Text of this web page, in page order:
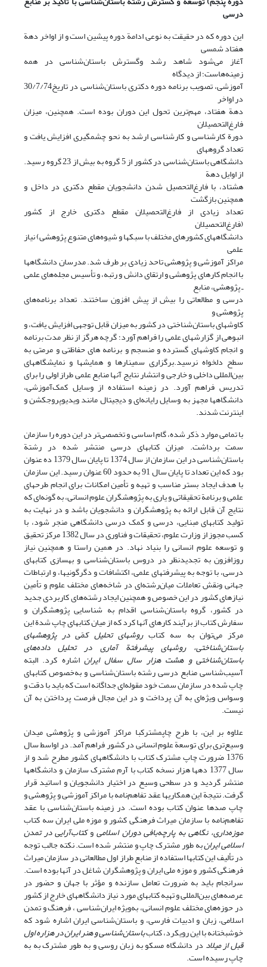
درسی
این دوره که در حقیقت به نوعی ادامة دوره پیشین است و از اواخر دهة
هفتاد شمسی
آغاز می‌شود شاهد رشد وگسترش باستان‌شناسی در همه
زمینه‌هاست؛ از دیدگاه
آموزشی، تصویب برنامه دوره دکتری باستان‌شناسی در تاریخ30/7/74
در اواخر
دهة هفتاد، مهم‌ترین تحول این دوران بوده است. همچنین، میزان
فارغ‌التحصیلان
دورة کارشناسی و کارشناسی ارشد به نحو چشمگیری افزایش یافت و
تعداد گروههای
دانشگاهی باستان‌شناسی در کشور از 5 گروه به بیش از 23 گروه رسید.
از اوایل دهة
هشتاد، با فارغ‌التحصیل شدن دانشجویان مقطع دکتری در داخل و
همچنین بازگشت
تعداد زیادی از فارغ‌التحصیلان مقطع دکتری خارج از کشور
(فارغ‌التحصیلان
دانشگاههای کشورهای مختلف با سبکها و شیوه‌های متنوع پژوهشی) نیاز
علمی
مراکز آموزشی و پژوهشی تاحد زیادی بر طرف شد. مدرسان دانشگاهها
با انجام کارهای پژوهشی و ارتقای دانش و رتبه، و تأسیس مجله‌های علمی
ـ پژوهشی، منابع
درسی و مطالعاتی را بیش از پیش افزون ساختند. تعداد برنامه‌های
پژوهشی و
کاوشهای باستان‌شناختی در کشور به میزان قابل توجهی افزایش یافت، و
انبوهی از گزارشهای علمی را فراهم آورد؛ گرچه هرگز از نظر مدت برنامه
و انجام کاوشهای گسترده و منسجم و برنامه های حفاظتی و مرمتی به
سطح دلخواه نرسید.برگزاری سمینارها و همایشها و نمایشگاههای
بین‌المللی داخلی و خارجی و انتشار نتایج آنها منابع علمی طراز اولی را برای
تدریس فراهم آورد. در زمینه استفاده از وسایل کمک‌آموزشی،
دانشگاهها مجهز به وسایل رایانه‌ای و دیجیتال مانند ویدیوپروجکشن و
اینترنت شدند.
با تمامی موارد ذکر شده، گام اساسی و تخصصی‌تر در این دوره را سازمان
سمت برداشت. میزان کتابهای درسی منتشر شده در رشتة
باستان‌شناسی در این سازمان از سال 1374 تا پایان سال 1379 ده عنوان
بود که این تعداد تا پایان سال 91 به حدود 60 عنوان رسید. این سازمان
با هدف ایجاد بستر مناسب و تهیه و تأمین امکانات برای انجام طرحهای
علمی و برنامة تحقیقاتی و یاری به پژوهشگران علوم انسانی، به گونه‌ای که
نتایج آن قابل ارائه به پژوهشگران و دانشجویان باشد و در نهایت به
تولید کتابهای مبنایی، درسی و کمک درسی دانشگاهی منجر شود، با
کسب مجوز از وزارت علوم، تحقیقات و فناوری در سال 1382 مرکز تحقیق
و توسعه علوم انسانی را بنیاد نهاد. در همین راستا و همچنین نیاز
روزافزون به تجدیدنظر در دروس باستان‌شناسی و بهسازی کتابهای
درسی، با توجه به پیشرفتهای علمی، اکتشافات و دگرگونیها، و ارتباطات
جهانی ونقش تعاملات میان‌رشته‌ای در شاخه‌های مختلف علوم و تأمین
نیازهای کشور در این خصوص و همچنین ایجاد رشته‌های کاربردی جدید
در کشور، گروه باستان‌شناسی اقدام به شناسایی پژوهشگران و
سفارش کتاب از برآیند کارهای آنها کرد که از میان کتابهای چاپ شدة این
مرکز می‌توان به سه کتابروشهای تحلیل کمّی در پژوهشهای
باستان‌شناختی، روشهای پیشرفتة آماری در تحلیل داده‌های
باستان‌شناختی و هشت هزار سال سفال ایراناشاره کرد. البته
آسیب‌شناسی منابع درسی رشته باستان‌شناسی و به‌خصوص کتابهای
چاپ شده در سازمان سمت خود مقوله‌ای جداگانه است که باید با دقت و
وسواس ویژه‌ای به آن پرداخت و در این مجال فرصت پرداختن به آن
نیست.
علاوه بر این، با طرح چاپمشترکبا مراکز آموزشی و پژوهشی میدان
وسیع‌تری برای توسعة علوم انسانی در کشور فراهم آمد. در اواسط سال
1376 ضرورت چاپ مشترک کتاب با دانشگاههای کشور مطرح شد و از
سال 1377 دهها هزار نسخه کتاب با آرم مشترک سازمان و دانشگاهها
منتشر گردید و در سطحی وسیع در اختیار دانشجویان و اساتید قرار
گرفت. نتیجة این همکاریها عقد تفاهم‌نامه با مراکز آموزشی و پژوهشی و
چاپ صدها عنوان کتاب بوده است. در زمینه باستان‌شناسی با عقد
تفاهم‌نامه با سازمان میراث فرهنگی کشور و موزه ملی ایران سه کتاب
موزه‌داری، نگاهی به پارچه‌بافی دوران اسلامیوکتاب‌آرایی در تمدن
اسلامی ایرانبه طور مشترک چاپ و منتشر شده است. نکته جالب توجه
در تألیف این کتابها استفاده از منابع طراز اول مطالعاتی در سازمان میراث
فرهنگی کشور و موزه ملی ایران و پژوهشگران شاغل در آنها بوده است.
سرانجام باید به ضرورت تعامل سازنده و مؤثر با جهان و حضور در
عرصه‌های بین‌المللی و تهیه کتابهای مورد نیاز دانشگاههای خارج از کشور
در حوزه‌های مختلف علوم انسانی، به‌ویژه ایران‌شناسی ، فرهنگ و تمدن
اسلامی، زبان و ادبیات فارسی، و باستان‌شناسی ایران اشاره شود که
خوشبختانه با این رویکرد، کتابباستان‌شناسی و هنر ایران در هزاره اول
قبل از میلاد در دانشگاه مسکو به زبان روسی و به طور مشترک به به
چاپ رسیده است.